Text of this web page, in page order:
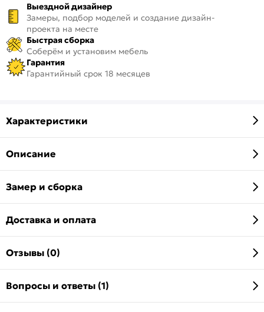
Выездной дизайнер
Замеры, подбор моделей и создание дизайн-
проекта на месте
Быстрая сборка
Соберём и установим мебель
Гарантия
Гарантийный срок 18 месяцев
Характеристики
Описание
Замер и сборка
Доставка и оплата
Отзывы (0)
Вопросы и ответы (1)